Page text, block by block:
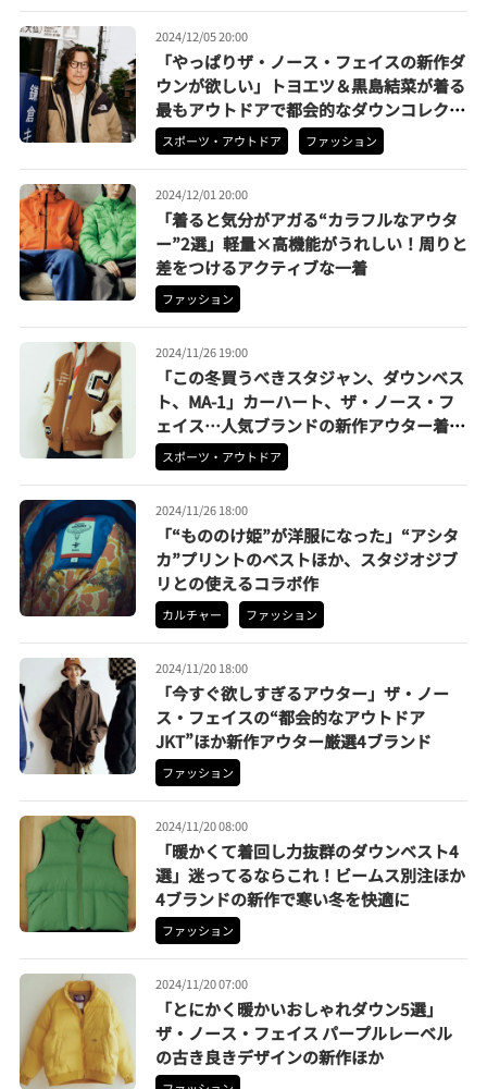
2024/12/05 20:00
「やっぱりザ・ノース・フェイスの新作ダ
ウンが欲しい」トヨエツ＆黒島結菜が着る
最もアウトドアで都会的なダウンコレクシ
ョン
スポーツ・アウトドア ファッション
2024/12/01 20:00
「着ると気分がアガる“カラフルなアウタ
ー”2選」軽量×高機能がうれしい！周りと
差をつけるアクティブな一着
ファッション
2024/11/26 19:00
「この冬買うべきスタジャン、ダウンベス
ト、MA-1」カーハート、ザ・ノース・フ
ェイス…人気ブランドの新作アウター着こ
なし解説
スポーツ・アウトドア
2024/11/26 18:00
「“もののけ姫”が洋服になった」“アシタ
カ”プリントのベストほか、スタジオジブ
リとの使えるコラボ作
カルチャー ファッション
2024/11/20 18:00
「今すぐ欲しすぎるアウター」ザ・ノー
ス・フェイスの“都会的なアウトドア
JKT”ほか新作アウター厳選4ブランド
ファッション
2024/11/20 08:00
「暖かくて着回し力抜群のダウンベスト4
選」迷ってるならこれ！ビームス別注ほか
4ブランドの新作で寒い冬を快適に
ファッション
2024/11/20 07:00
「とにかく暖かいおしゃれダウン5選」
ザ・ノース・フェイス パープルレーベル
の古き良きデザインの新作ほか